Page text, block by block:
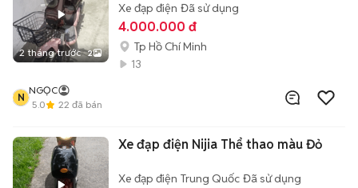
2 tháng trước 2
Xe đạp điện Đã sử dụng
4.000.000 đ
Tp Hồ Chí Minh
13
N
NGỌC
5.0
22 đã bán
Xe đạp điện Nijia Thể thao màu Đỏ
Xe đạp điện Trung Quốc Đã sử dụng